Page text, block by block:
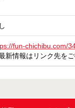
fun-chichibu.com/
新情報はリンク先を